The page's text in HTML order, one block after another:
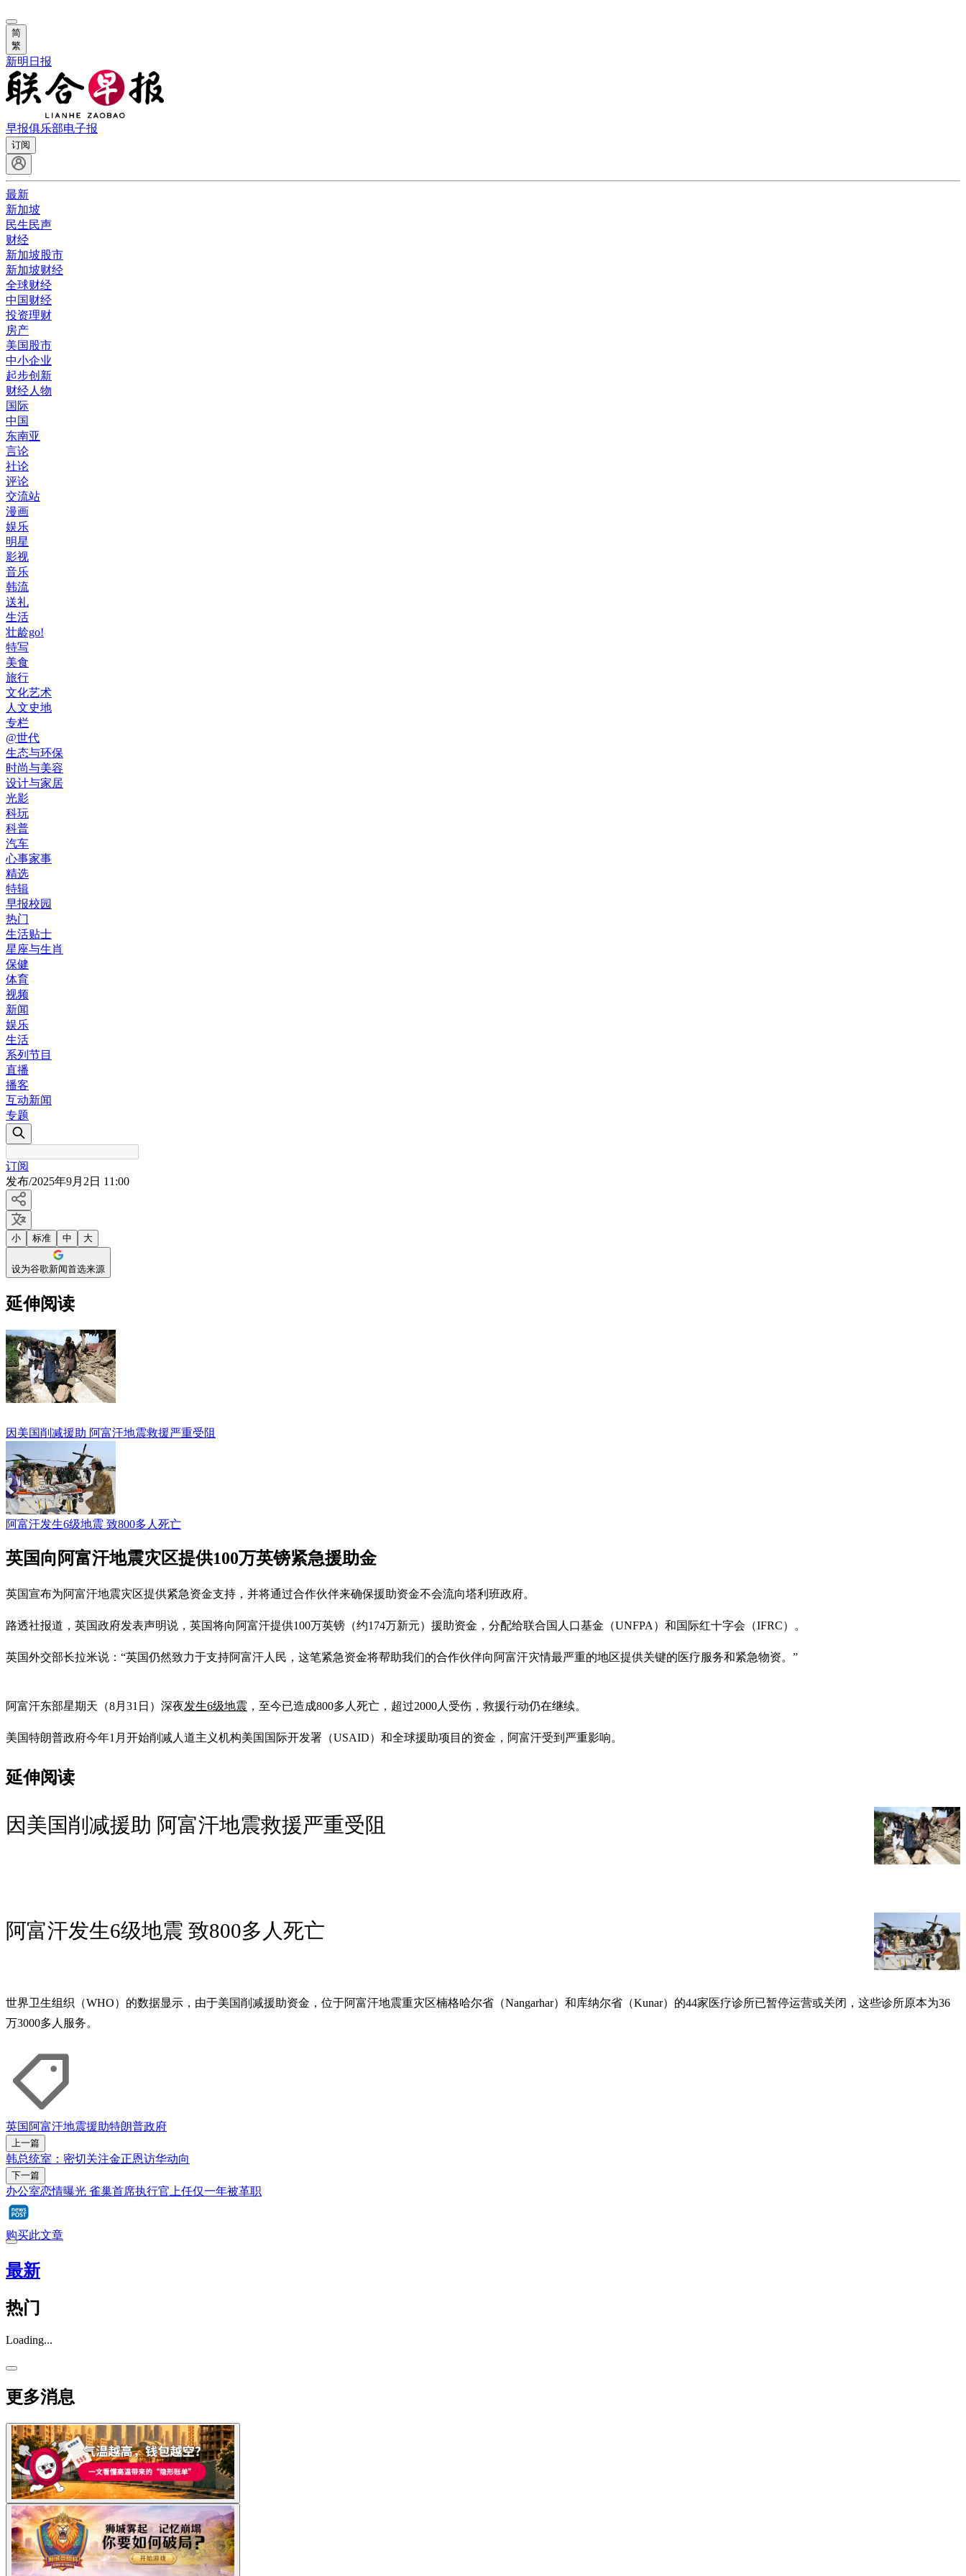
简
繁
新明日报
早报俱乐部电子报
订阅
最新
新加坡
民生民声
财经
新加坡股市
新加坡财经
全球财经
中国财经
投资理财
房产
美国股市
中小企业
起步创新
财经人物
国际
中国
东南亚
言论
社论
评论
交流站
漫画
娱乐
明星
影视
音乐
韩流
送礼
生活
壮龄go!
特写
美食
旅行
文化艺术
人文史地
专栏
@世代
生态与环保
时尚与美容
设计与家居
光影
科玩
科普
汽车
心事家事
精选
特辑
早报校园
热门
生活贴士
星座与生肖
保健
体育
视频
新闻
娱乐
生活
系列节目
直播
播客
互动新闻
专题
订阅
发布/2025年9月2日 11:00
小 标准 中 大
设为谷歌新闻首选来源
延伸阅读
因美国削减援助 阿富汗地震救援严重受阻
阿富汗发生6级地震 致800多人死亡
英国向阿富汗地震灾区提供100万英镑紧急援助金
英国宣布为阿富汗地震灾区提供紧急资金支持，并将通过合作伙伴来确保援助资金不会流向塔利班政府。
路透社报道，英国政府发表声明说，英国将向阿富汗提供100万英镑（约174万新元）援助资金，分配给联合国人口基金（UNFPA）和国际红十字会（IFRC）。
英国外交部长拉米说：“英国仍然致力于支持阿富汗人民，这笔紧急资金将帮助我们的合作伙伴向阿富汗灾情最严重的地区提供关键的医疗服务和紧急物资。”
阿富汗东部星期天（8月31日）深夜发生6级地震 ，至今已造成800多人死亡，超过2000人受伤，救援行动仍在继续。
美国特朗普政府今年1月开始削减人道主义机构美国国际开发署（USAID）和全球援助项目的资金，阿富汗受到严重影响。
延伸阅读
因美国削减援助 阿富汗地震救援严重受阻
阿富汗发生6级地震 致800多人死亡
世界卫生组织（WHO）的数据显示，由于美国削减援助资金，位于阿富汗地震重灾区楠格哈尔省（Nangarhar）和库纳尔省（Kunar）的44家医疗诊所已暂停运营或关闭，这些诊所原本为36
万3000多人服务。
英国 阿富汗地震援助特朗普政府
上一篇
韩总统室：密切关注金正恩访华动向
下一篇
办公室恋情曝光 雀巢首席执行官上任仅一年被革职
购买此文章
最新
热门
Loading...
更多消息